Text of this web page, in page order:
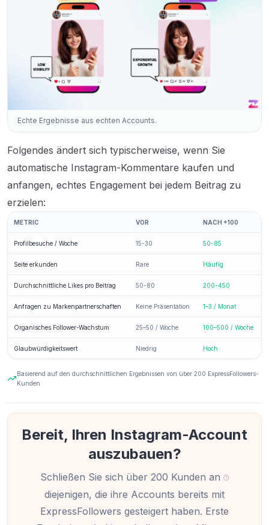
Echte Ergebnisse aus echten Accounts.
Folgendes ändert sich typischerweise, wenn Sie
automatische Instagram-Kommentare kaufen und
anfangen, echtes Engagement bei jedem Beitrag zu
erzielen:
METRIC VOR NACH +100
Profilbesuche / Woche 15-30 50-85
Seite erkunden Rare Häufig
Durchschnittliche Likes pro Beitrag 50-80 200-450
Anfragen zu Markenpartnerschaften Keine Präsentation 1–3 / Monat
Organisches Follower-Wachstum 25–50 / Woche 100–500 / Woche
Glaubwürdigkeitswert Niedrig Hoch
Basierend auf den durchschnittlichen Ergebnissen von über 200 ExpressFollowers-
Kunden
Bereit, Ihren Instagram-Account
auszubauen?
Schließen Sie sich über 200 Kunden an
diejenigen, die ihre Accounts bereits mit
ExpressFollowers gesteigert haben. Erste
Super Service! Expressfollowers.com hat mir mit
den automatischen Instagram-Kommentaren